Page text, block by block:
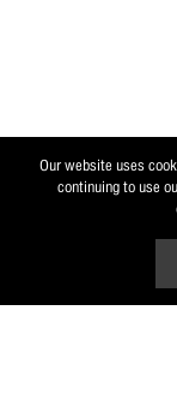
Our website uses
continuing to use